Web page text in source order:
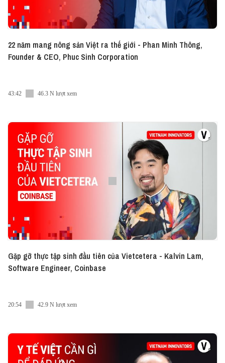
22 năm mang nông sản Việt ra thế giới - Phan Minh Thông,
Founder & CEO, Phuc Sinh Corporation
43:42 46.3 N lượt xem
Gặp gỡ thực tập sinh đầu tiên của Vietcetera - Kalvin Lam,
Software Engineer, Coinbase
20:54 42.9 N lượt xem